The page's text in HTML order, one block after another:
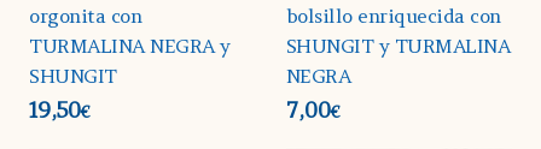
orgonita con
TURMALINA NEGRA y
SHUNGIT
19,50€
bolsillo enriquecida con
SHUNGIT y TURMALINA
NEGRA
7,00€